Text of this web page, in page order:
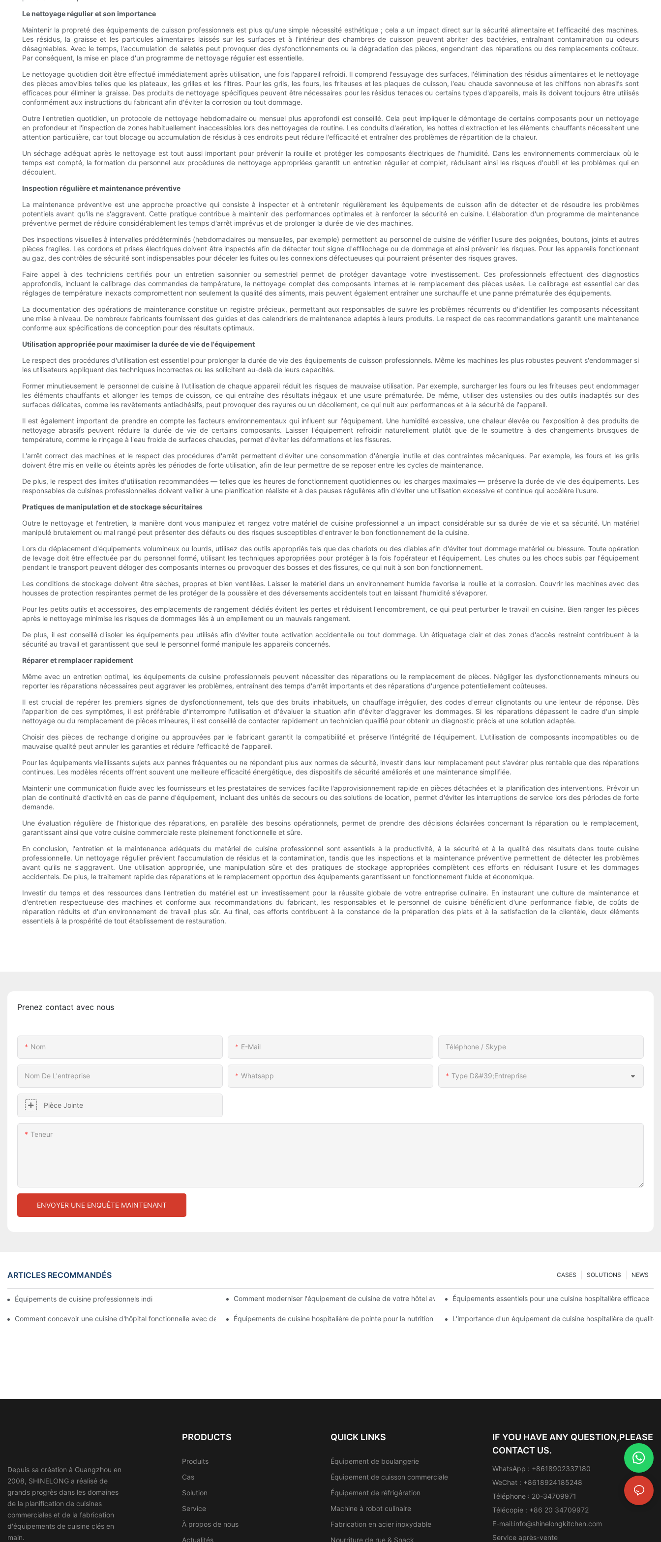
Le nettoyage régulier et son importance
Maintenir la propreté des équipements de cuisson professionnels est plus qu'une simple nécessité esthétique ; cela a un impact direct sur la sécurité alimentaire et l'efficacité des machines.
Les résidus, la graisse et les particules alimentaires laissés sur les surfaces et à l'intérieur des chambres de cuisson peuvent abriter des bactéries, entraînant contamination ou odeurs
désagréables. Avec le temps, l'accumulation de saletés peut provoquer des dysfonctionnements ou la dégradation des pièces, engendrant des réparations ou des remplacements coûteux.
Par conséquent, la mise en place d'un programme de nettoyage régulier est essentielle.
Le nettoyage quotidien doit être effectué immédiatement après utilisation, une fois l'appareil refroidi. Il comprend l'essuyage des surfaces, l'élimination des résidus alimentaires et le nettoyage
des pièces amovibles telles que les plateaux, les grilles et les filtres. Pour les grils, les fours, les friteuses et les plaques de cuisson, l'eau chaude savonneuse et les chiffons non abrasifs sont
efficaces pour éliminer la graisse. Des produits de nettoyage spécifiques peuvent être nécessaires pour les résidus tenaces ou certains types d'appareils, mais ils doivent toujours être utilisés
conformément aux instructions du fabricant afin d'éviter la corrosion ou tout dommage.
Outre l'entretien quotidien, un protocole de nettoyage hebdomadaire ou mensuel plus approfondi est conseillé. Cela peut impliquer le démontage de certains composants pour un nettoyage
en profondeur et l'inspection de zones habituellement inaccessibles lors des nettoyages de routine. Les conduits d'aération, les hottes d'extraction et les éléments chauffants nécessitent une
attention particulière, car tout blocage ou accumulation de résidus à ces endroits peut réduire l'efficacité et entraîner des problèmes de répartition de la chaleur.
Un séchage adéquat après le nettoyage est tout aussi important pour prévenir la rouille et protéger les composants électriques de l'humidité. Dans les environnements commerciaux où le
temps est compté, la formation du personnel aux procédures de nettoyage appropriées garantit un entretien régulier et complet, réduisant ainsi les risques d'oubli et les problèmes qui en
découlent.
Inspection régulière et maintenance préventive
La maintenance préventive est une approche proactive qui consiste à inspecter et à entretenir régulièrement les équipements de cuisson afin de détecter et de résoudre les problèmes
potentiels avant qu'ils ne s'aggravent. Cette pratique contribue à maintenir des performances optimales et à renforcer la sécurité en cuisine. L'élaboration d'un programme de maintenance
préventive permet de réduire considérablement les temps d'arrêt imprévus et de prolonger la durée de vie des machines.
Des inspections visuelles à intervalles prédéterminés (hebdomadaires ou mensuelles, par exemple) permettent au personnel de cuisine de vérifier l'usure des poignées, boutons, joints et autres
pièces fragiles. Les cordons et prises électriques doivent être inspectés afin de détecter tout signe d'effilochage ou de dommage et ainsi prévenir les risques. Pour les appareils fonctionnant
au gaz, des contrôles de sécurité sont indispensables pour déceler les fuites ou les connexions défectueuses qui pourraient présenter des risques graves.
Faire appel à des techniciens certifiés pour un entretien saisonnier ou semestriel permet de protéger davantage votre investissement. Ces professionnels effectuent des diagnostics
approfondis, incluant le calibrage des commandes de température, le nettoyage complet des composants internes et le remplacement des pièces usées. Le calibrage est essentiel car des
réglages de température inexacts compromettent non seulement la qualité des aliments, mais peuvent également entraîner une surchauffe et une panne prématurée des équipements.
La documentation des opérations de maintenance constitue un registre précieux, permettant aux responsables de suivre les problèmes récurrents ou d'identifier les composants nécessitant
une mise à niveau. De nombreux fabricants fournissent des guides et des calendriers de maintenance adaptés à leurs produits. Le respect de ces recommandations garantit une maintenance
conforme aux spécifications de conception pour des résultats optimaux.
Utilisation appropriée pour maximiser la durée de vie de l'équipement
Le respect des procédures d'utilisation est essentiel pour prolonger la durée de vie des équipements de cuisson professionnels. Même les machines les plus robustes peuvent s'endommager si
les utilisateurs appliquent des techniques incorrectes ou les sollicitent au-delà de leurs capacités.
Former minutieusement le personnel de cuisine à l'utilisation de chaque appareil réduit les risques de mauvaise utilisation. Par exemple, surcharger les fours ou les friteuses peut endommager
les éléments chauffants et allonger les temps de cuisson, ce qui entraîne des résultats inégaux et une usure prématurée. De même, utiliser des ustensiles ou des outils inadaptés sur des
surfaces délicates, comme les revêtements antiadhésifs, peut provoquer des rayures ou un décollement, ce qui nuit aux performances et à la sécurité de l'appareil.
Il est également important de prendre en compte les facteurs environnementaux qui influent sur l'équipement. Une humidité excessive, une chaleur élevée ou l'exposition à des produits de
nettoyage abrasifs peuvent réduire la durée de vie de certains composants. Laisser l'équipement refroidir naturellement plutôt que de le soumettre à des changements brusques de
température, comme le rinçage à l'eau froide de surfaces chaudes, permet d'éviter les déformations et les fissures.
L'arrêt correct des machines et le respect des procédures d'arrêt permettent d'éviter une consommation d'énergie inutile et des contraintes mécaniques. Par exemple, les fours et les grils
doivent être mis en veille ou éteints après les périodes de forte utilisation, afin de leur permettre de se reposer entre les cycles de maintenance.
De plus, le respect des limites d'utilisation recommandées — telles que les heures de fonctionnement quotidiennes ou les charges maximales — préserve la durée de vie des équipements. Les
responsables de cuisines professionnelles doivent veiller à une planification réaliste et à des pauses régulières afin d'éviter une utilisation excessive et continue qui accélère l'usure.
Pratiques de manipulation et de stockage sécuritaires
Outre le nettoyage et l'entretien, la manière dont vous manipulez et rangez votre matériel de cuisine professionnel a un impact considérable sur sa durée de vie et sa sécurité. Un matériel
manipulé brutalement ou mal rangé peut présenter des défauts ou des risques susceptibles d'entraver le bon fonctionnement de la cuisine.
Lors du déplacement d'équipements volumineux ou lourds, utilisez des outils appropriés tels que des chariots ou des diables afin d'éviter tout dommage matériel ou blessure. Toute opération
de levage doit être effectuée par du personnel formé, utilisant les techniques appropriées pour protéger à la fois l'opérateur et l'équipement. Les chutes ou les chocs subis par l'équipement
pendant le transport peuvent déloger des composants internes ou provoquer des bosses et des fissures, ce qui nuit à son bon fonctionnement.
Les conditions de stockage doivent être sèches, propres et bien ventilées. Laisser le matériel dans un environnement humide favorise la rouille et la corrosion. Couvrir les machines avec des
housses de protection respirantes permet de les protéger de la poussière et des déversements accidentels tout en laissant l'humidité s'évaporer.
Pour les petits outils et accessoires, des emplacements de rangement dédiés évitent les pertes et réduisent l'encombrement, ce qui peut perturber le travail en cuisine. Bien ranger les pièces
après le nettoyage minimise les risques de dommages liés à un empilement ou un mauvais rangement.
De plus, il est conseillé d'isoler les équipements peu utilisés afin d'éviter toute activation accidentelle ou tout dommage. Un étiquetage clair et des zones d'accès restreint contribuent à la
sécurité au travail et garantissent que seul le personnel formé manipule les appareils concernés.
Réparer et remplacer rapidement
Même avec un entretien optimal, les équipements de cuisine professionnels peuvent nécessiter des réparations ou le remplacement de pièces. Négliger les dysfonctionnements mineurs ou
reporter les réparations nécessaires peut aggraver les problèmes, entraînant des temps d'arrêt importants et des réparations d'urgence potentiellement coûteuses.
Il est crucial de repérer les premiers signes de dysfonctionnement, tels que des bruits inhabituels, un chauffage irrégulier, des codes d'erreur clignotants ou une lenteur de réponse. Dès
l'apparition de ces symptômes, il est préférable d'interrompre l'utilisation et d'évaluer la situation afin d'éviter d'aggraver les dommages. Si les réparations dépassent le cadre d'un simple
nettoyage ou du remplacement de pièces mineures, il est conseillé de contacter rapidement un technicien qualifié pour obtenir un diagnostic précis et une solution adaptée.
Choisir des pièces de rechange d'origine ou approuvées par le fabricant garantit la compatibilité et préserve l'intégrité de l'équipement. L'utilisation de composants incompatibles ou de
mauvaise qualité peut annuler les garanties et réduire l'efficacité de l'appareil.
Pour les équipements vieillissants sujets aux pannes fréquentes ou ne répondant plus aux normes de sécurité, investir dans leur remplacement peut s'avérer plus rentable que des réparations
continues. Les modèles récents offrent souvent une meilleure efficacité énergétique, des dispositifs de sécurité améliorés et une maintenance simplifiée.
Maintenir une communication fluide avec les fournisseurs et les prestataires de services facilite l'approvisionnement rapide en pièces détachées et la planification des interventions. Prévoir un
plan de continuité d'activité en cas de panne d'équipement, incluant des unités de secours ou des solutions de location, permet d'éviter les interruptions de service lors des périodes de forte
demande.
Une évaluation régulière de l'historique des réparations, en parallèle des besoins opérationnels, permet de prendre des décisions éclairées concernant la réparation ou le remplacement,
garantissant ainsi que votre cuisine commerciale reste pleinement fonctionnelle et sûre.
En conclusion, l'entretien et la maintenance adéquats du matériel de cuisine professionnel sont essentiels à la productivité, à la sécurité et à la qualité des résultats dans toute cuisine
professionnelle. Un nettoyage régulier prévient l'accumulation de résidus et la contamination, tandis que les inspections et la maintenance préventive permettent de détecter les problèmes
avant qu'ils ne s'aggravent. Une utilisation appropriée, une manipulation sûre et des pratiques de stockage appropriées complètent ces efforts en réduisant l'usure et les dommages
accidentels. De plus, le traitement rapide des réparations et le remplacement opportun des équipements garantissent un fonctionnement fluide et économique.
Investir du temps et des ressources dans l'entretien du matériel est un investissement pour la réussite globale de votre entreprise culinaire. En instaurant une culture de maintenance et
d'entretien respectueuse des machines et conforme aux recommandations du fabricant, les responsables et le personnel de cuisine bénéficient d'une performance fiable, de coûts de
réparation réduits et d'un environnement de travail plus sûr. Au final, ces efforts contribuent à la constance de la préparation des plats et à la satisfaction de la clientèle, deux éléments
essentiels à la prospérité de tout établissement de restauration.
Prenez contact avec nous
Nom E-Mail Téléphone / Skype
Nom De L'entreprise Whatsapp Type D&#39;entreprise
Pièce Jointe
Teneur
ENVOYER UNE ENQUÊTE MAINTENANT
ARTICLES RECOMMANDÉS NEWS
SOLUTIONS
CASES
Équipements de cuisine professionnels indispensables pour une cuisine d'hôtel moderneComment moderniser l'équipement de cuisine de votre hôtel avec un budget limitéÉquipements essentiels pour une cuisine hospitalière efficace
Comment concevoir une cuisine d'hôpital fonctionnelle avec des équipements commerciauxÉquipements de cuisine hospitalière de pointe pour la nutrition et la sécuritéL'importance d'un équipement de cuisine hospitalière de qualité
Depuis sa création à Guangzhou en
2008, SHINELONG a réalisé de
grands progrès dans les domaines
de la planification de cuisines
commerciales et de la fabrication
d'équipements de cuisine clés en
main.
PRODUCTS
Produits
Cas
Solution
Service
À propos de nous
Actualités
QUICK LINKS
Équipement de boulangerie
Équipement de cuisson commerciale
Équipement de réfrigération
Machine à robot culinaire
Fabrication en acier inoxydable
Nourriture de rue & Snack
IF YOU HAVE ANY QUESTION,PLEASE
CONTACT US.
WhatsApp : +8618902337180
WeChat : +8618924185248
Téléphone : 20-34709971
Télécopie : +86 20 34709972
E-mail:info@shinelongkitchen.com
Service après-vente